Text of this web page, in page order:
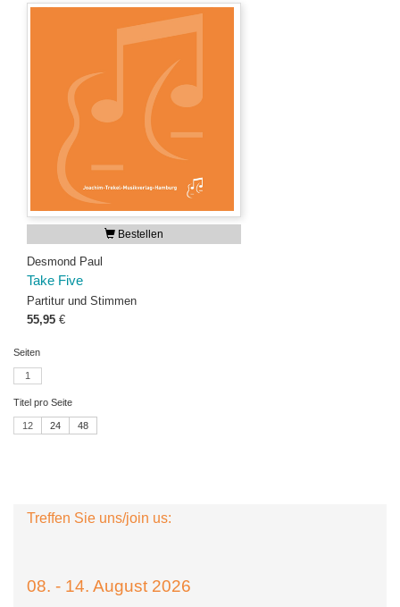
Bestellen
Desmond Paul
Take Five
Partitur und Stimmen
55,95 €
Seiten
1
Titel pro Seite
12 24 48
Treffen Sie uns/join us:
08. - 14. August 2026